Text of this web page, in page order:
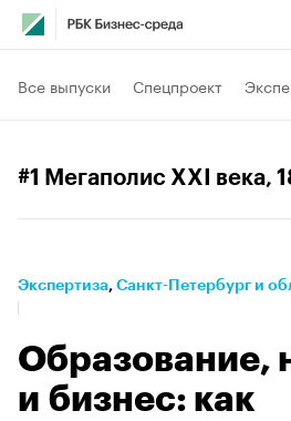
Все выпуски Спецпроект
#1 Мегаполис XXI века,
Экспертиза⁠, Санкт-Петербург и
Образование,
и бизнес: как